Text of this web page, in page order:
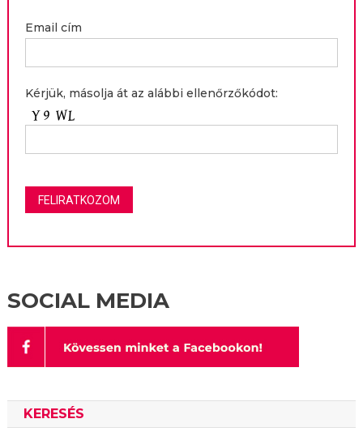
Email cím
Kérjük, másolja át az alábbi ellenőrzőkódot:
SOCIAL MEDIA
KERESÉS